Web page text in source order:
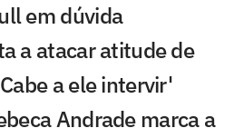
em dúvida
a atacar atitude de
a ele intervir'
Andrade marca a